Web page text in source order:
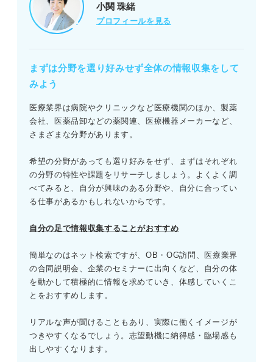
小関 珠緒
プロフィールを見る
まずは分野を選り好みせず全体の情報収集をして
みよう
医療業界は病院やクリニックなど医療機関のほか、製薬
会社、医薬品卸などの薬関連、医療機器メーカーなど、
さまざまな分野があります。
希望の分野があっても選り好みをせず、まずはそれぞれ
の分野の特性や課題をリサーチしましょう。よくよく調
べてみると、自分が興味のある分野や、自分に合ってい
る仕事があるかもしれないからです。
自分の足で情報収集することがおすすめ
簡単なのはネット検索ですが、OB・OG訪問、医療業界
の合同説明会、企業のセミナーに出向くなど、自分の体
を動かして積極的に情報を求めていき、体感していくこ
とをおすすめします。
リアルな声が聞けることもあり、実際に働くイメージが
つきやすくなるでしょう。志望動機に納得感・臨場感も
出しやすくなります。